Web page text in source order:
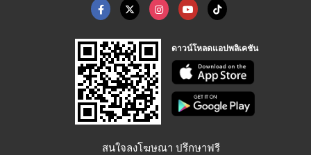
ดาวน์โหลดแอปพลิเคชัน
สนใจลงโฆษณา ปรึกษาฟรี